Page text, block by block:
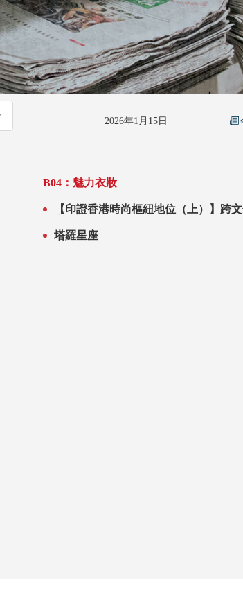
香港文匯報 2026年1月15日
B04：魅力衣妝
【印證香港時尚樞紐地位（上）】跨文化
塔羅星座